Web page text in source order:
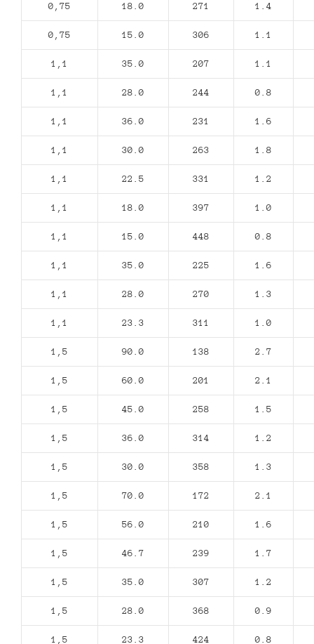
0,75 18.0 271 1.4
0,75 15.0 306 1.1
1,1 35.0 207 1.1
1,1 28.0 244 0.8
1,1 36.0 231 1.6
1,1 30.0 263 1.8
1,1 22.5 331 1.2
1,1 18.0 397 1.0
1,1 15.0 448 0.8
1,1 35.0 225 1.6
1,1 28.0 270 1.3
1,1 23.3 311 1.0
1,5 90.0 138 2.7
1,5 60.0 201 2.1
1,5 45.0 258 1.5
1,5 36.0 314 1.2
1,5 30.0 358 1.3
1,5 70.0 172 2.1
1,5 56.0 210 1.6
1,5 46.7 239 1.7
1,5 35.0 307 1.2
1,5 28.0 368 0.9
1,5 23.3 424 0.8